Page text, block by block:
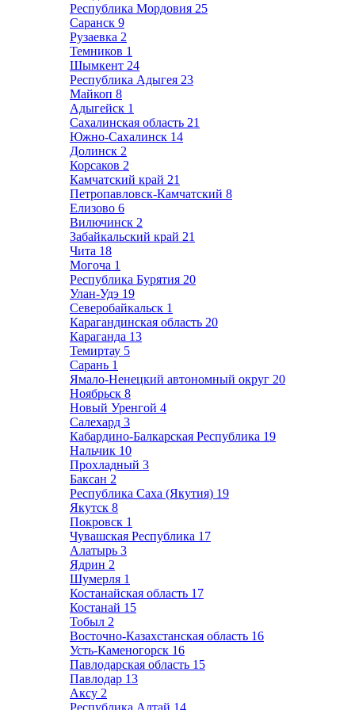
Республика Мордовия 25
Саранск 9
Рузаевка 2
Темников 1
Шымкент 24
Республика Адыгея 23
Майкоп 8
Адыгейск 1
Сахалинская область 21
Южно-Сахалинск 14
Долинск 2
Корсаков 2
Камчатский край 21
Петропавловск-Камчатский 8
Елизово 6
Вилючинск 2
Забайкальский край 21
Чита 18
Могоча 1
Республика Бурятия 20
Улан-Удэ 19
Северобайкальск 1
Карагандинская область 20
Караганда 13
Темиртау 5
Сарань 1
Ямало-Ненецкий автономный округ 20
Ноябрьск 8
Новый Уренгой 4
Салехард 3
Кабардино-Балкарская Республика 19
Нальчик 10
Прохладный 3
Баксан 2
Республика Саха (Якутия) 19
Якутск 8
Покровск 1
Чувашская Республика 17
Алатырь 3
Ядрин 2
Шумерля 1
Костанайская область 17
Костанай 15
Тобыл 2
Восточно-Казахстанская область 16
Усть-Каменогорск 16
Павлодарская область 15
Павлодар 13
Аксу 2
Республика Алтай 14